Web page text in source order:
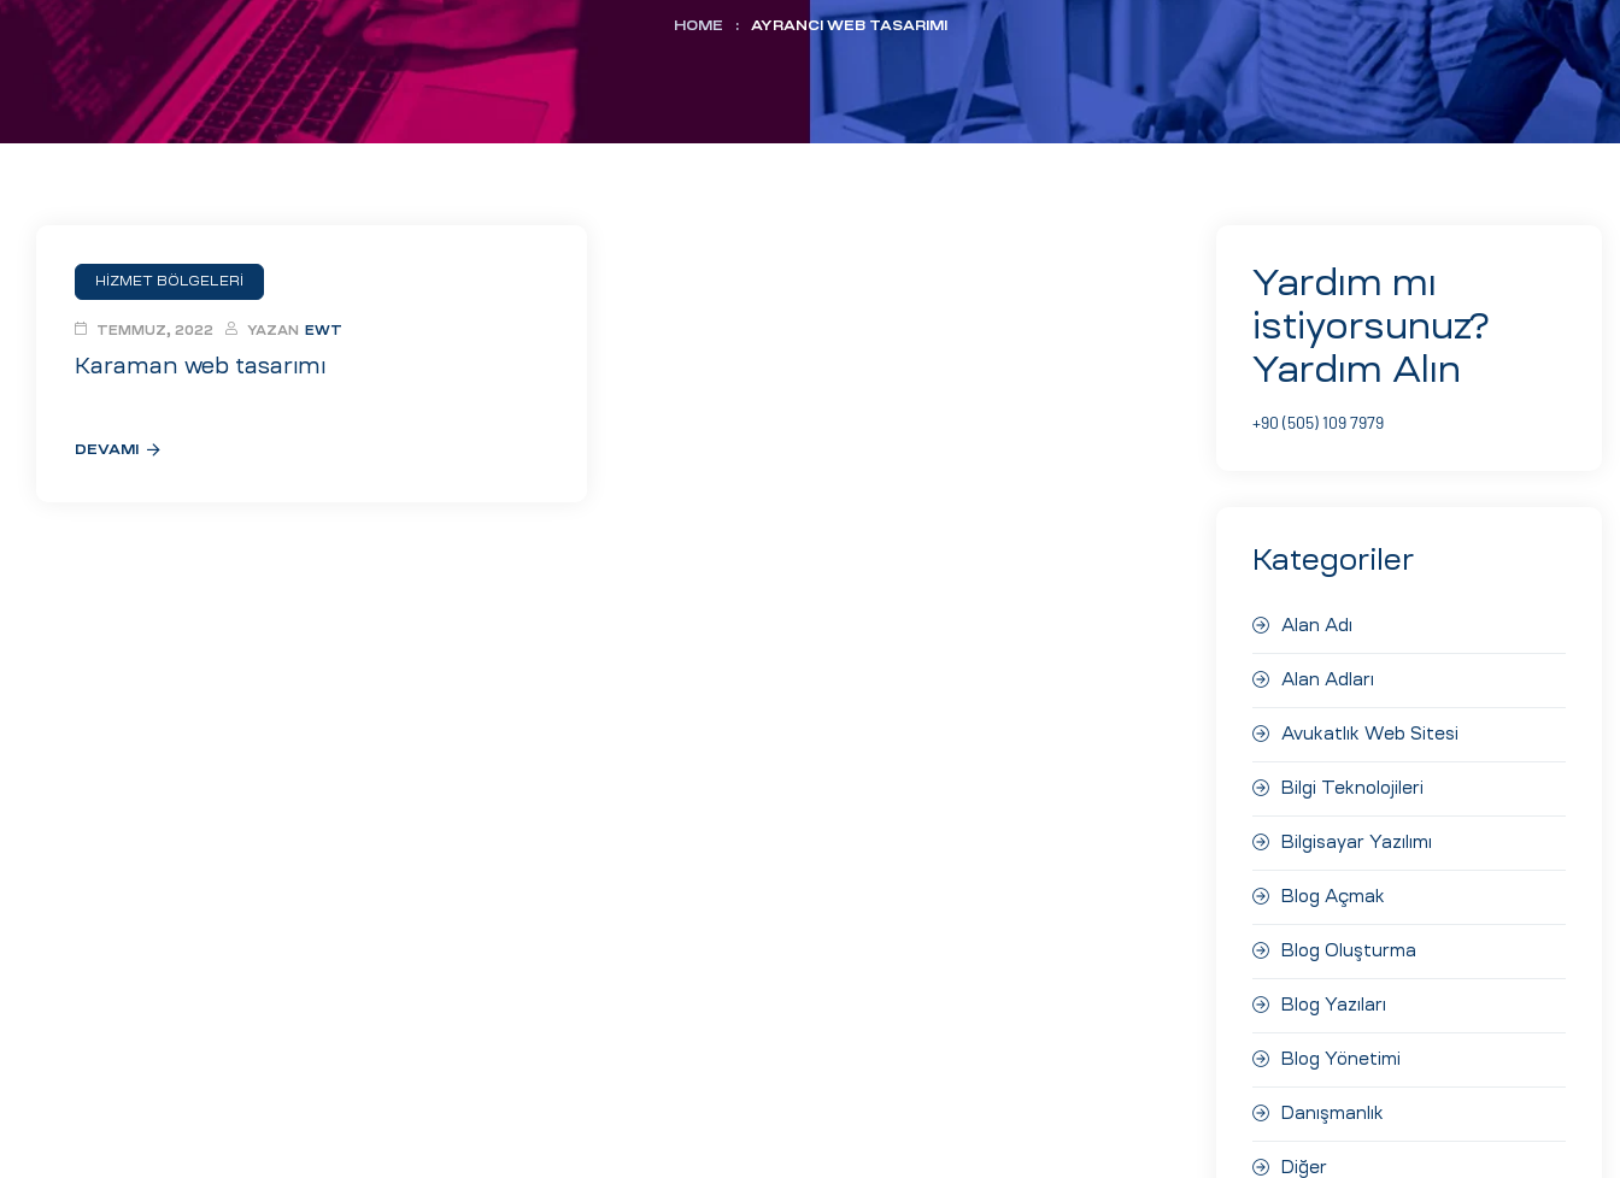
Aday
HOME : AYRANCI WEB TASARIMI
HİZMET BÖLGELERİ
Karaman web tasarımı
TEMMUZ, 2022 YAZAN EWT
DEVAMI
Yardım mı
istiyorsunuz?
Yardım Alın
+90 (505) 109 7979
Kategoriler
Alan Adı
Alan Adları
Avukatlık Web Sitesi
Bilgi Teknolojileri
Bilgisayar Yazılımı
Blog Açmak
Blog Oluşturma
Blog Yazıları
Blog Yönetimi
Danışmanlık
Diğer